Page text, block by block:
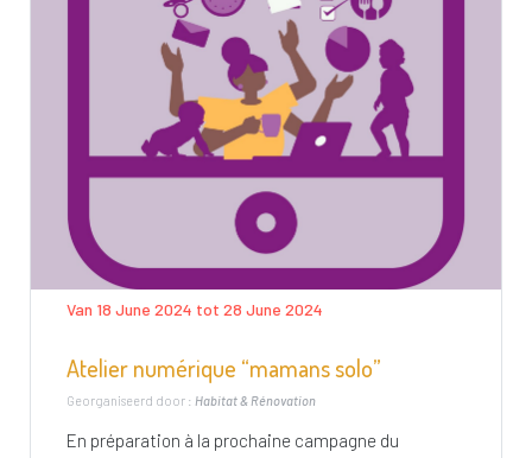
Van 18 June 2024 tot 28 June 2024
Atelier numérique “mamans solo”
Georganiseerd door : Habitat & Rénovation
En préparation à la prochaine campagne du